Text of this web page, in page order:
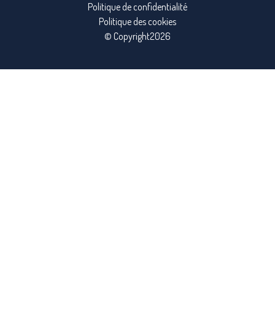
Politique de confidentialité
Politique des cookies
© Copyright2026